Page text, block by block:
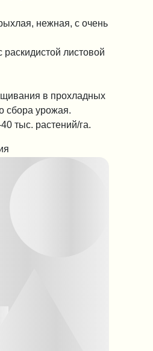
нежная, с очень
листовой
в прохладных
сбора урожая.
тыс. растений/га.